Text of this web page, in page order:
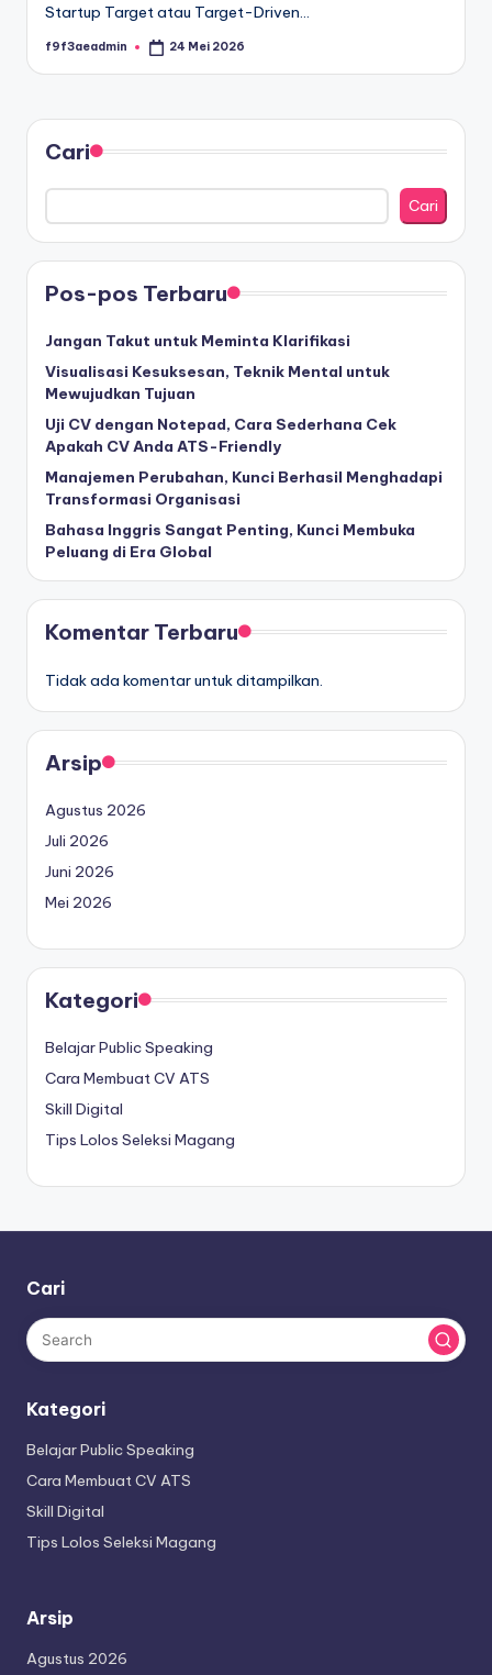
Startup Target atau Target-Driven…
Posted
f9f3aeadmin 24 Mei 2026
Cari
Cari
Pos-pos Terbaru
Jangan Takut untuk Meminta Klarifikasi
Visualisasi Kesuksesan, Teknik Mental untuk
Mewujudkan Tujuan
Uji CV dengan Notepad, Cara Sederhana Cek
Apakah CV Anda ATS-Friendly
Manajemen Perubahan, Kunci Berhasil Menghadapi
Transformasi Organisasi
Bahasa Inggris Sangat Penting, Kunci Membuka
Peluang di Era Global
Komentar Terbaru
Tidak ada komentar untuk ditampilkan.
Arsip
Agustus 2026
Juli 2026
Juni 2026
Mei 2026
Kategori
Belajar Public Speaking
Cara Membuat CV ATS
Skill Digital
Tips Lolos Seleksi Magang
Cari
Kategori
Belajar Public Speaking
Cara Membuat CV ATS
Skill Digital
Tips Lolos Seleksi Magang
Arsip
Agustus 2026